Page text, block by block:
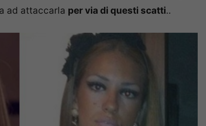
ad attaccarla per via di questi scatti..